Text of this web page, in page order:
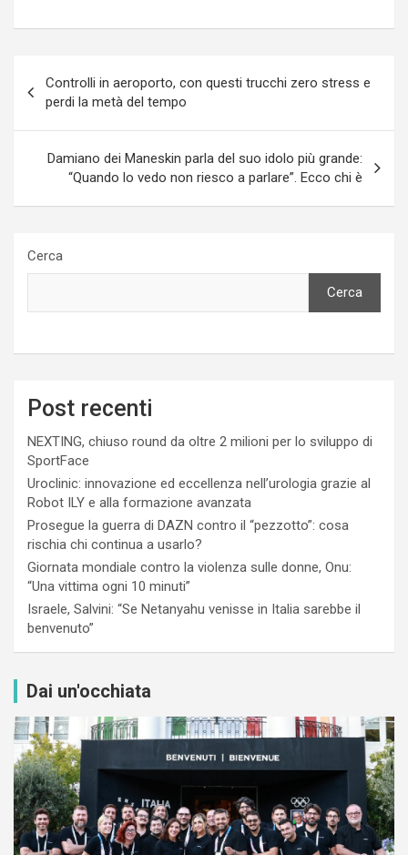
articoli
Controlli in aeroporto, con questi trucchi zero stress e
perdi la metà del tempo
Damiano dei Maneskin parla del suo idolo più grande:
“Quando lo vedo non riesco a parlare”. Ecco chi è
Cerca
Cerca
Post recenti
NEXTING, chiuso round da oltre 2 milioni per lo sviluppo di
SportFace
Uroclinic: innovazione ed eccellenza nell’urologia grazie al
Robot ILY e alla formazione avanzata
Prosegue la guerra di DAZN contro il “pezzotto”: cosa
rischia chi continua a usarlo?
Giornata mondiale contro la violenza sulle donne, Onu:
“Una vittima ogni 10 minuti”
Israele, Salvini: “Se Netanyahu venisse in Italia sarebbe il
benvenuto”
Dai un'occhiata